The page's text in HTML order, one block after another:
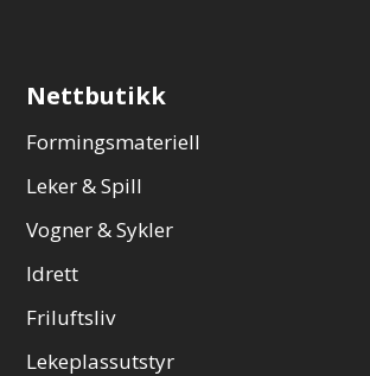
Nettbutikk
Formingsmateriell
Leker & Spill
Vogner & Sykler
Idrett
Friluftsliv
Lekeplassutstyr